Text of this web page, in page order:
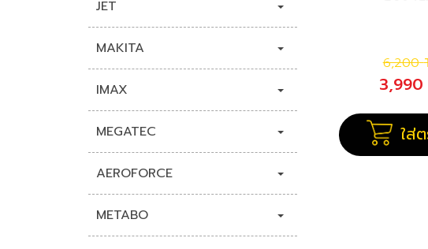
JET
MAKITA
IMAX
MEGATEC
AEROFORCE
METABO
6,200
3,990
ใส่